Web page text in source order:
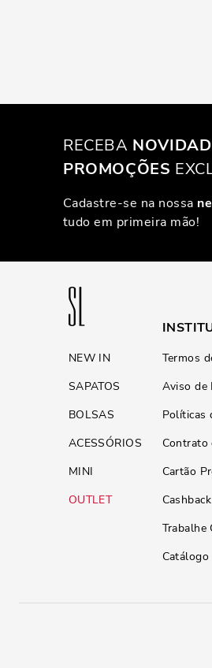
RECEBA
PROMOÇÕES
Cadastre-se na nossa
tudo em primeira mão!
NEW IN
SAPATOS
BOLSAS
ACESSÓRIOS
MINI
OUTLET
Termos
Aviso de
Políticas
Contrato
Cartão
Cashback
Trabalhe
Catálogo